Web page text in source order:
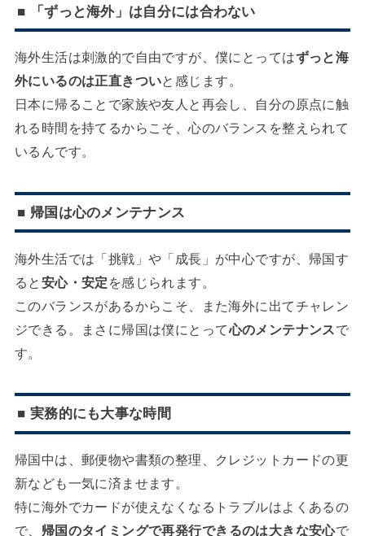
■ 「ずっと海外」は自分には合わない
海外生活は刺激的で自由ですが、僕にとってはずっと海
外にいるのは正直きついと感じます。
日本に帰ることで家族や友人と再会し、自分の原点に触
れる時間を持てるからこそ、心のバランスを整えられて
いるんです。
■ 帰国は心のメンテナンス
海外生活では「挑戦」や「成長」が中心ですが、帰国す
ると 安心・安定 を感じられます。
このバランスがあるからこそ、また海外に出てチャレン
ジできる。まさに帰国は僕にとって心のメンテナンスで
す。
■ 実務的にも大事な時間
帰国中は、郵便物や書類の整理、クレジットカードの更
新なども一気に済ませます。
特に海外でカードが使えなくなるトラブルはよくあるの
で、 帰国のタイミングで再発行できるのは大きな安心で